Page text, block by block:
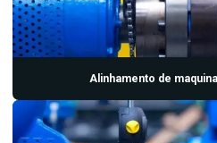
Serviço de analise de vibração
Serviço de balanceamento dinamico
Serviço de manutenção preditiva
Termografia eletrica
Alinhamento de